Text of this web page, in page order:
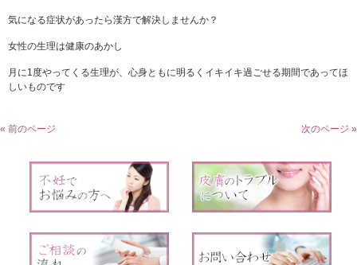
気になる症状があったら漢方で解決しませんか？
女性の生理は健康のあかし
月に1度やってくる生理が、心身ともに明るくイキイキ過ごせる期間であってほ
しいものです
« 前のページ 次のページ »